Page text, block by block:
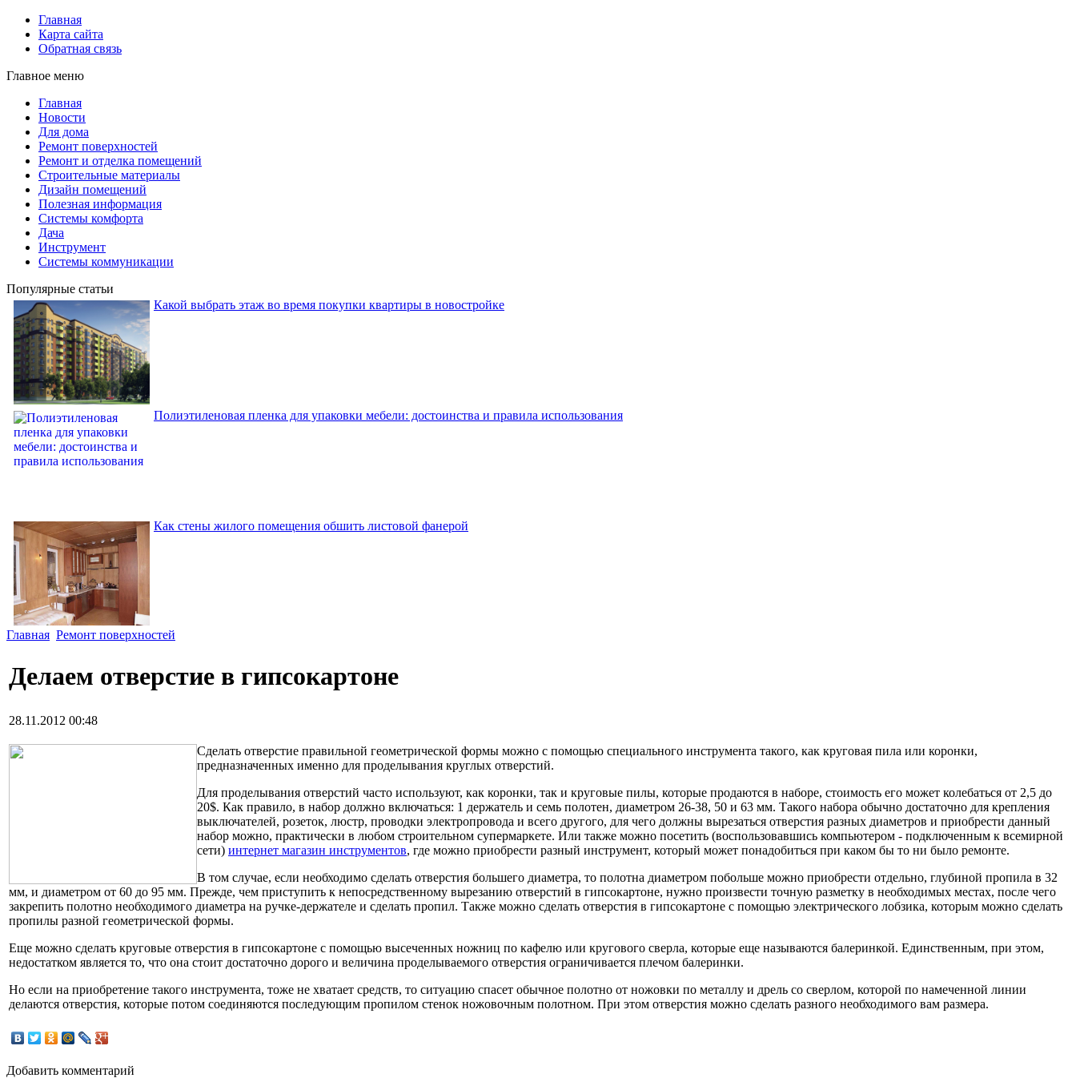
Главная
Карта сайта
Обратная связь
Главное меню
Главная
Новости
Для дома
Ремонт поверхностей
Ремонт и отделка помещений
Строительные материалы
Дизайн помещений
Полезная информация
Системы комфорта
Дача
Инструмент
Системы коммуникации
Популярные статьи
Какой выбрать этаж во время покупки квартиры в новостройке
Полиэтиленовая пленка для упаковки мебели: достоинства и правила использования
Как стены жилого помещения обшить листовой фанерой
Главная Ремонт поверхностей
Делаем отверстие в гипсокартоне
28.11.2012 00:48
Сделать отверстие правильной геометрической формы можно с помощью специального инструмента такого, как круговая пила или коронки,
предназначенных именно для проделывания круглых отверстий.
Для проделывания отверстий часто используют, как коронки, так и круговые пилы, которые продаются в наборе, стоимость его может колебаться от 2,5 до
20$. Как правило, в набор должно включаться: 1 держатель и семь полотен, диаметром 26-38, 50 и 63 мм. Такого набора обычно достаточно для крепления
выключателей, розеток, люстр, проводки электропровода и всего другого, для чего должны вырезаться отверстия разных диаметров и приобрести данный
набор можно, практически в любом строительном супермаркете. Или также можно посетить (воспользовавшись компьютером - подключенным к всемирной
сети) интернет магазин инструментов, где можно приобрести разный инструмент, который может понадобиться при каком бы то ни было ремонте.
В том случае, если необходимо сделать отверстия большего диаметра, то полотна диаметром побольше можно приобрести отдельно, глубиной пропила в 32
мм, и диаметром от 60 до 95 мм. Прежде, чем приступить к непосредственному вырезанию отверстий в гипсокартоне, нужно произвести точную разметку в необходимых местах, после чего
закрепить полотно необходимого диаметра на ручке-держателе и сделать пропил. Также можно сделать отверстия в гипсокартоне с помощью электрического лобзика, которым можно сделать
пропилы разной геометрической формы.
Еще можно сделать круговые отверстия в гипсокартоне с помощью высеченных ножниц по кафелю или кругового сверла, которые еще называются балеринкой. Единственным, при этом,
недостатком является то, что она стоит достаточно дорого и величина проделываемого отверстия ограничивается плечом балеринки.
Но если на приобретение такого инструмента, тоже не хватает средств, то ситуацию спасет обычное полотно от ножовки по металлу и дрель со сверлом, которой по намеченной линии
делаются отверстия, которые потом соединяются последующим пропилом стенок ножовочным полотном. При этом отверстия можно сделать разного необходимого вам размера.
Добавить комментарий